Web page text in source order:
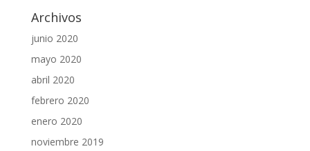
Archivos
junio 2020
mayo 2020
abril 2020
febrero 2020
enero 2020
noviembre 2019